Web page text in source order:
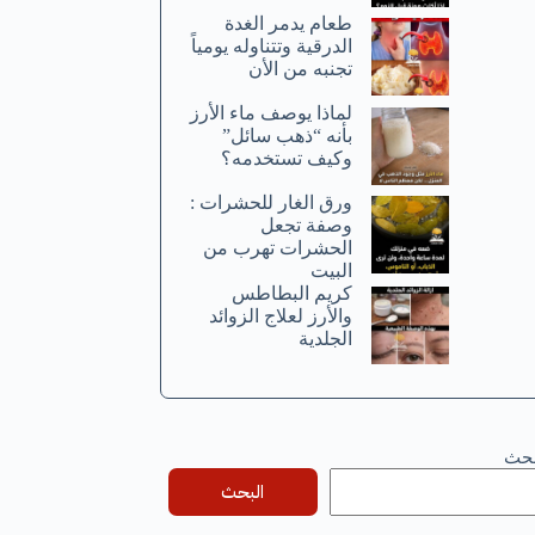
طعام يدمر الغدة
الدرقية وتتناوله يومياً
تجنبه من الأن
لماذا يوصف ماء الأرز
بأنه “ذهب سائل”
وكيف تستخدمه؟
ورق الغار للحشرات :
وصفة تجعل
الحشرات تهرب من
البيت
كريم البطاطس
والأرز لعلاج الزوائد
الجلدية
البحث